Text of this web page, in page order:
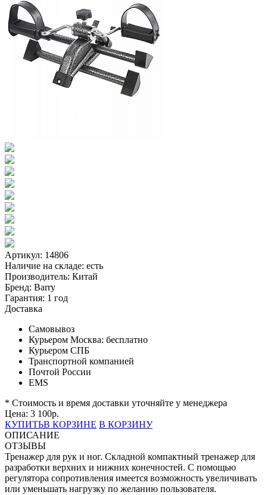
Артикул: 14806
Наличие на складе: есть
Производитель: Китай
Бренд: Barry
Гарантия: 1 год
Доставка
Самовывоз
Курьером Москва: бесплатно
Курьером СПБ
Транспортной компанией
Почтой России
EMS
* Стоимость и время доставки уточняйте у менеджера
Цена: 3 100р.
КУПИТЬВ КОРЗИНЕ В КОРЗИНУ
ОПИСАНИЕ
ОТЗЫВЫ
Тренажер для рук и ног. Складной компактный тренажер для
разработки верхних и нижних конечностей. С помощью
регулятора сопротивления имеется возможность увеличивать
или уменьшать нагрузку по желанию пользователя.